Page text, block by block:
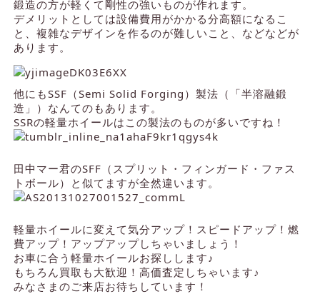
鍛造の方が軽くて剛性の強いものが作れます。
デメリットとしては設備費用がかかる分高額になるこ
と、複雑なデザインを作るのが難しいこと、などなどが
あります。
他にもSSF（Semi Solid Forging）製法（「半溶融鍛
造」）なんてのもあります。
SSRの軽量ホイールはこの製法のものが多いですね！
田中マー君のSFF（スプリット・フィンガード・ファス
トボール）と似てますが全然違います。
軽量ホイールに変えて気分アップ！スピードアップ！燃
費アップ！アップアップしちゃいましょう！
お車に合う軽量ホイールお探しします♪
もちろん買取も大歓迎！高価査定しちゃいます♪
みなさまのご来店お待ちしています！